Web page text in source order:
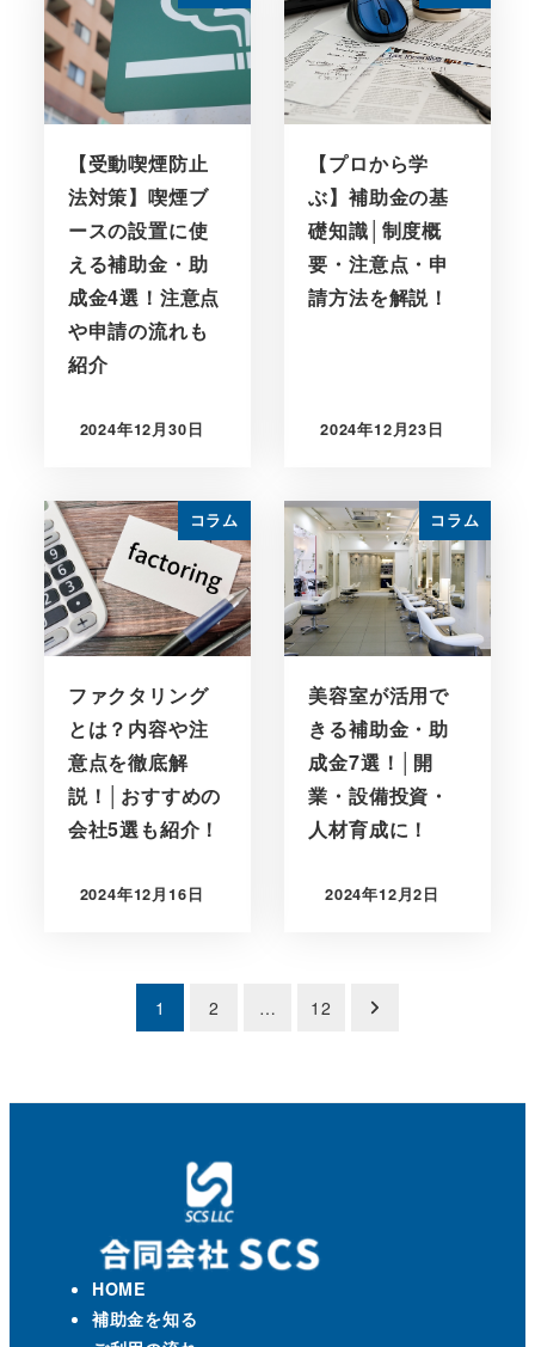
【受動喫煙防止
法対策】喫煙ブ
ースの設置に使
える補助金・助
成金4選！注意点
や申請の流れも
紹介
2024年12月30日
【プロから学
ぶ】補助金の基
礎知識│制度概
要・注意点・申
請方法を解説！
2024年12月23日
コラム
ファクタリング
とは？内容や注
意点を徹底解
説！│おすすめの
会社5選も紹介！
2024年12月16日
コラム
美容室が活用で
きる補助金・助
成金7選！│開
業・設備投資・
人材育成に！
2024年12月2日
の
送
1 2 … 12
HOME
補助金を知る